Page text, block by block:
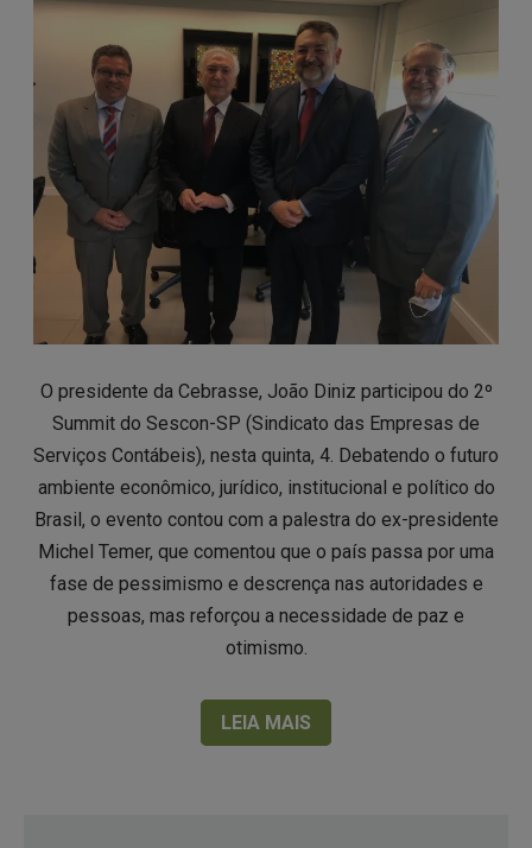
O presidente da Cebrasse, João Diniz participou do 2º
Summit do Sescon-SP (Sindicato das Empresas de
Serviços Contábeis), nesta quinta, 4. Debatendo o futuro
ambiente econômico, jurídico, institucional e político do
Brasil, o evento contou com a palestra do ex-presidente
Michel Temer, que comentou que o país passa por uma
fase de pessimismo e descrença nas autoridades e
pessoas, mas reforçou a necessidade de paz e
otimismo.
LEIA MAIS